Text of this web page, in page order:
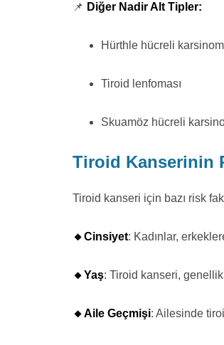
📌 Diğer Nadir Alt Tipler:
Hürthle hücreli karsinom
Tiroid lenfoması
Skuamöz hücreli
Tiroid Kanserinin
Tiroid kanseri için bazı risk
🔸Cinsiyet: Kadınlar,
🔸Yaş: Tiroid kanseri,
🔸Aile Geçmişi: Ailesinde